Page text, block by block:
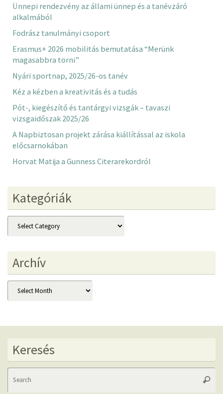
Ünnepi rendezvény az állami ünnep és a tanévzáró
alkalmából
Fodrász tanulmányi csoport
Erasmus+ 2026 mobilitás bemutatása “Merünk
magasabbra törni”
Nyári sportnap, 2025/26-os tanév
Kéz a kézben a kreativitás és a tudás
Pót-, kiegészítő és tantárgyi vizsgák – tavaszi
vizsgaidőszak 2025/26
A Napbiztosan projekt zárása kiállítással az iskola
előcsarnokában
Horvat Matija a Gunness Citerarekordról
Kategóriák
Kategóriák
Archív
Archív
Keresés